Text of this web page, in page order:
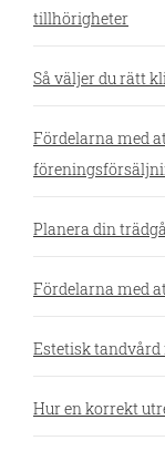
tillhörigheter
Så väljer du rätt
Fördelarna med
Planera din
Fördelarna med
Estetisk
Hur en korrekt